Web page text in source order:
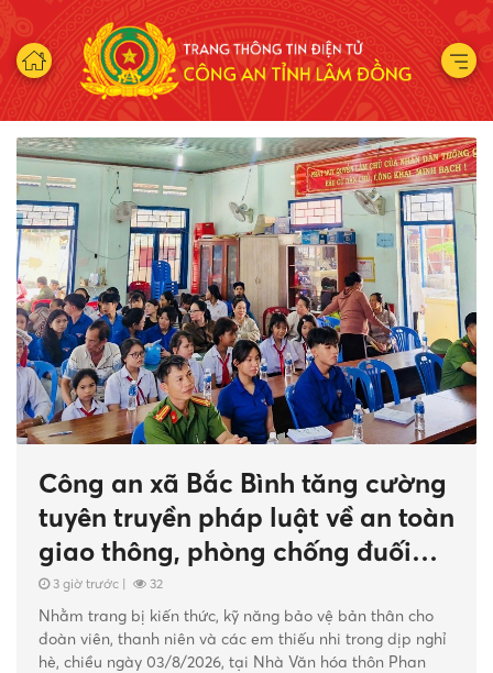
Khen thưởng đột xuất Công an
phường Nam Gia Nghĩa trong
đấu tranh phòng, chống tội
4 giờ trước
Ngày 7/8, Công an tỉnh Lâm Đồng tổ chức trao thưởng
đột xuất cho Công an phường Nam Gia Nghĩa vì có
thành tích xuất sắc trong công tác đấu tranh, tấn công,